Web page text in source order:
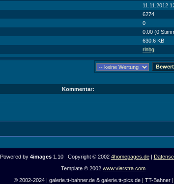
11.11.2012
6274
0
0.00 (0
630.6 KB
rlnbg
Kommentar:
Powered by 4images1.10 Copyright © 2002 4homepages.de|
Template © 2002 www.vierstra.com
© 2002-2024 | galerie.tt-bahner.de & galerie.tt-pics.de | TT-Bahner